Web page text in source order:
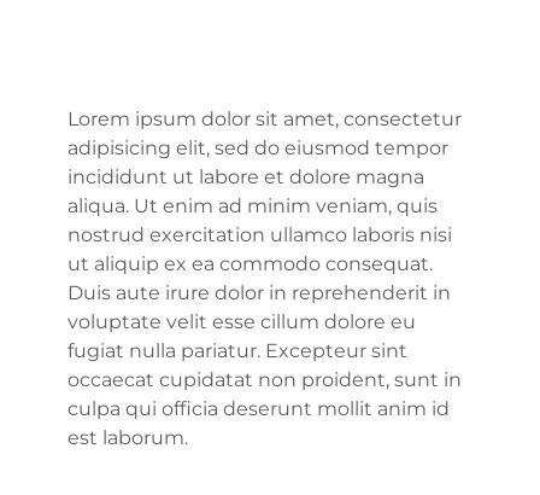
Lorem ipsum dolor sit amet, consectetur
adipisicing elit, sed do eiusmod tempor
incididunt ut labore et dolore magna
aliqua. Ut enim ad minim veniam, quis
nostrud exercitation ullamco laboris nisi
ut aliquip ex ea commodo consequat.
Duis aute irure dolor in reprehenderit in
voluptate velit esse cillum dolore eu
fugiat nulla pariatur. Excepteur sint
occaecat cupidatat non proident, sunt in
culpa qui officia deserunt mollit anim id
est laborum.